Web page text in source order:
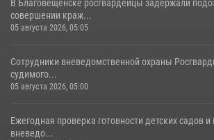
В Благовещенске росгвардейцы задержали
совершении краж...
05 августа 2026, 05:05
Сотрудники вневедомственной охраны
судимого...
05 августа 2026, 05:00
Ежегодная проверка готовности детских садов
вневедо...